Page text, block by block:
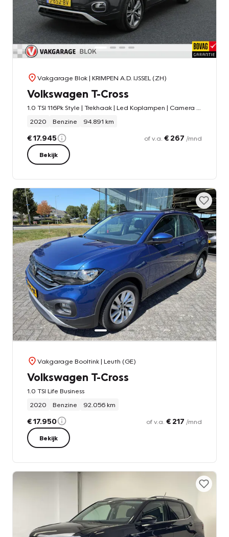
Vakgarage Blok| KRIMPEN A.D. IJSSEL (ZH)
Volkswagen T-Cross
2020
Benzine 94.891 km
€ 17.945 of v.a. € 267 /mnd
Bekijk
Vakgarage Booltink| Leuth (GE)
Volkswagen T-Cross
1.0 TSI Life Business
2020
Benzine 92.056 km
€ 17.950 of v.a. € 217 /mnd
Bekijk